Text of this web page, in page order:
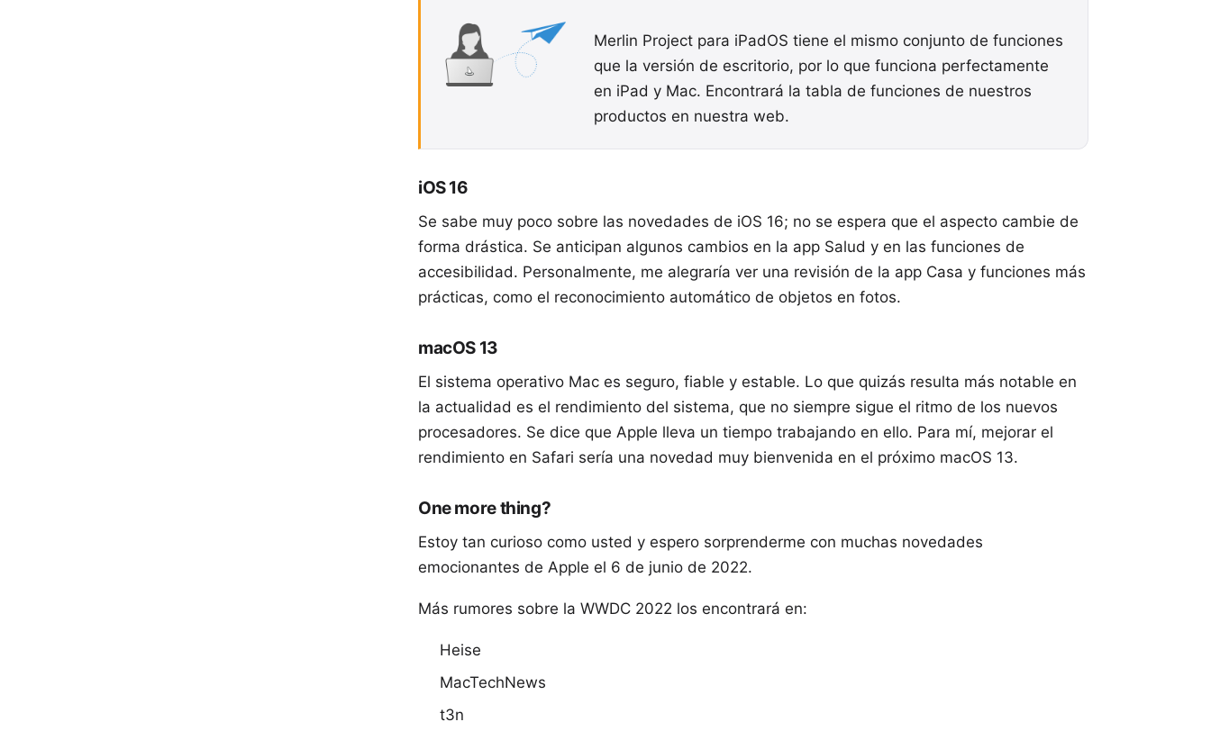
Merlin Project para iPadOS tiene el mismo conjunto de funciones
que la versión de escritorio, por lo que funciona perfectamente
en iPad y Mac. Encontrará la tabla de funciones de nuestros
productos en nuestra web.
iOS 16
Se sabe muy poco sobre las novedades de iOS 16; no se espera que el aspecto cambie de
forma drástica. Se anticipan algunos cambios en la app Salud y en las funciones de
accesibilidad. Personalmente, me alegraría ver una revisión de la app Casa y funciones más
prácticas, como el reconocimiento automático de objetos en fotos.
macOS 13
El sistema operativo Mac es seguro, fiable y estable. Lo que quizás resulta más notable en
la actualidad es el rendimiento del sistema, que no siempre sigue el ritmo de los nuevos
procesadores. Se dice que Apple lleva un tiempo trabajando en ello. Para mí, mejorar el
rendimiento en Safari sería una novedad muy bienvenida en el próximo macOS 13.
One more thing?
Estoy tan curioso como usted y espero sorprenderme con muchas novedades
emocionantes de Apple el 6 de junio de 2022.
Más rumores sobre la WWDC 2022 los encontrará en:
Heise
MacTechNews
t3n